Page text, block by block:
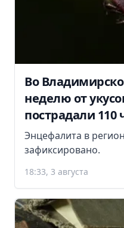
Во
неделю от
пострадали 110
Энцефалита в
зафиксировано.
18:33, 3 августа